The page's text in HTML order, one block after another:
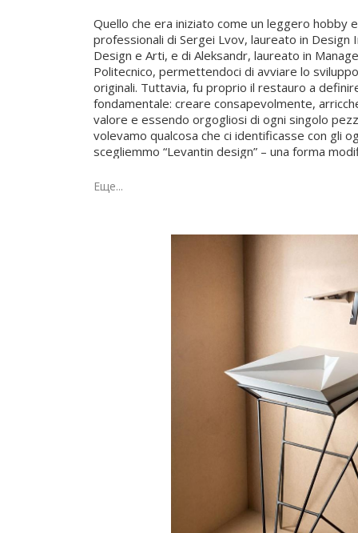
Quello che era iniziato come un leggero hobby
professionali di Sergei Lvov, laureato in Design
Design e Arti, e di Aleksandr, laureato in
Politecnico, permettendoci di avviare lo
originali. Tuttavia, fu proprio il restauro a
fondamentale: creare consapevolmente,
valore e essendo orgogliosi di ogni singolo
volevamo qualcosa che ci identificasse con gli
scegliemmo “Levantin design” – una forma
provengono da un dettaglio del primo armadio
Еще...